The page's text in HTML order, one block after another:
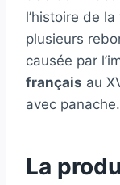
l’histoire de
plusieurs
causée par
français au
avec panache.
La